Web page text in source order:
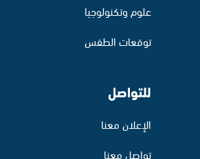
علوم وتكنولوجيا
توقعات الطقس
للتواصل
الإعلان معنا
تواصل معنا